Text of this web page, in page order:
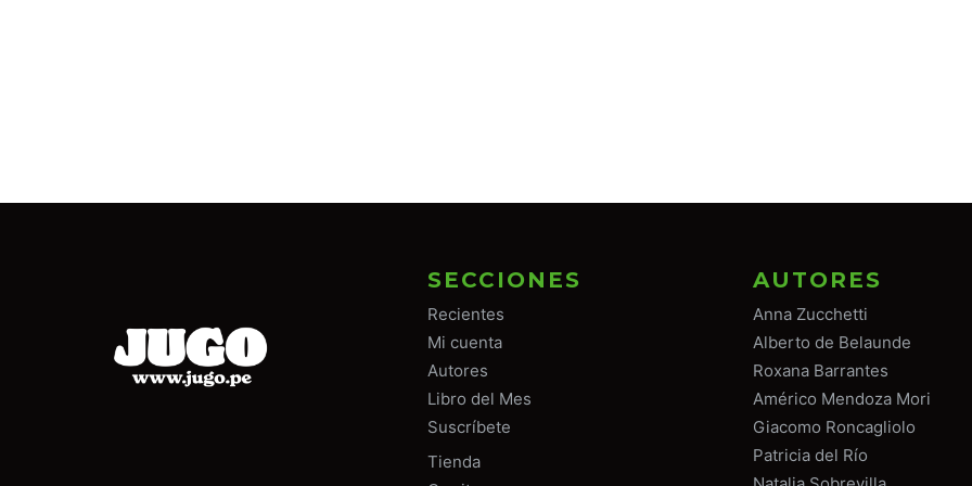
SECCIONES
Recientes
Mi cuenta
Autores
Libro del Mes
Suscríbete
Tienda
AUTORES
Anna Zucchetti
Alberto de Belaunde
Roxana Barrantes
Américo Mendoza Mori
Giacomo Roncagliolo
Patricia del Río